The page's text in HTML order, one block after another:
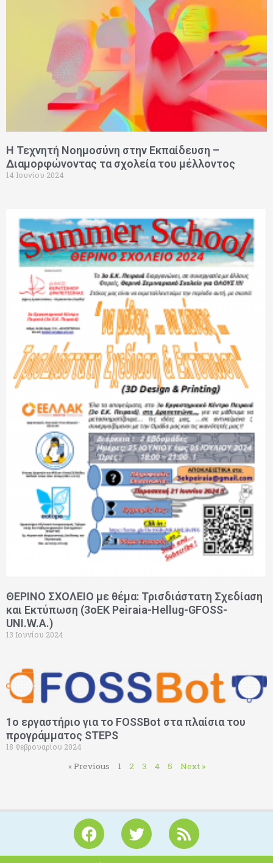
Η Τεχνητή Νοημοσύνη στην Εκπαίδευση –
Διαμορφώνοντας τα σχολεία του μέλλοντος
14 Ιουνίου 2024
ΘΕΡΙΝΟ ΣΧΟΛΕΙΟ με θέμα: Τρισδιάστατη Σχεδίαση
και Εκτύπωση (3oEK Peiraia-Hellug-GFOSS-
UNI.W.A.)
13 Ιουνίου 2024
1ο εργαστήριο για το FOSSBot στα πλαίσια του
προγράμματος STEPS
18 Φεβρουαρίου 2024
« Previous 1 2 3 4 5 Next »
F
a
c
T
w
i
R
s
s